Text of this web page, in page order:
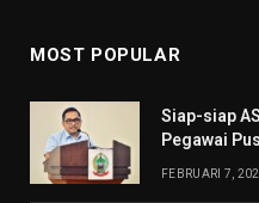
MOST POPULAR
Siap-siap
Pegawai
FEBRUARI 7,